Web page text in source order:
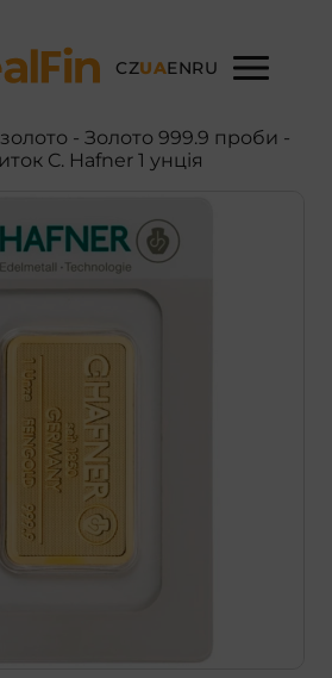
CZUAENRU
- Золото 999.9 проби -
C. Hafner 1 унція